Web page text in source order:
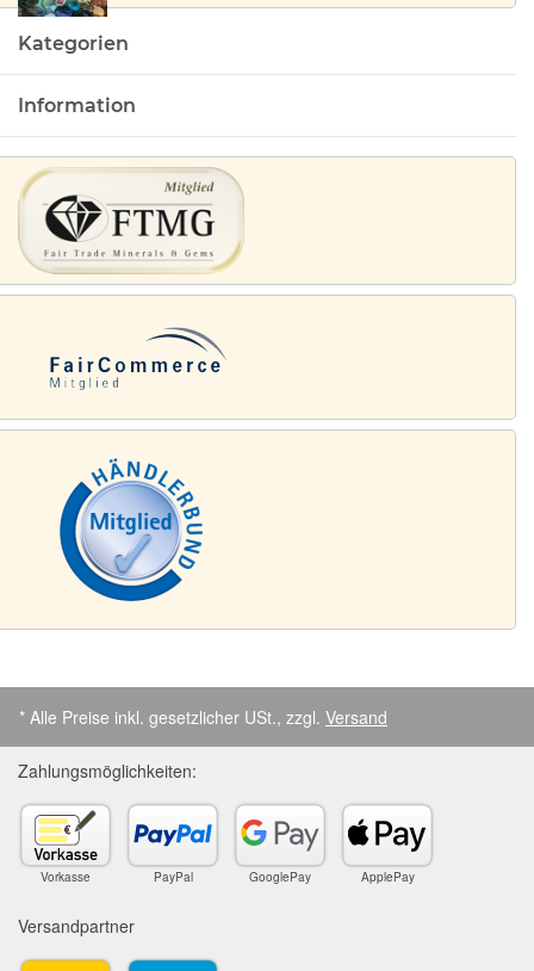
Kategorien
Information
* Alle Preise inkl. gesetzlicher USt., zzgl. Versand
Zahlungsmöglichkeiten:
Vorkasse PayPal GooglePay ApplePay
Versandpartner